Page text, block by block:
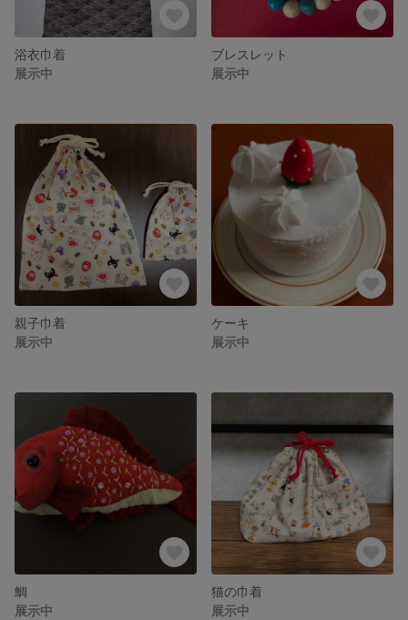
浴衣巾着
展示中
ブレスレット
展示中
親子巾着
展示中
ケーキ
展示中
鯛
展示中
猫の巾着
展示中